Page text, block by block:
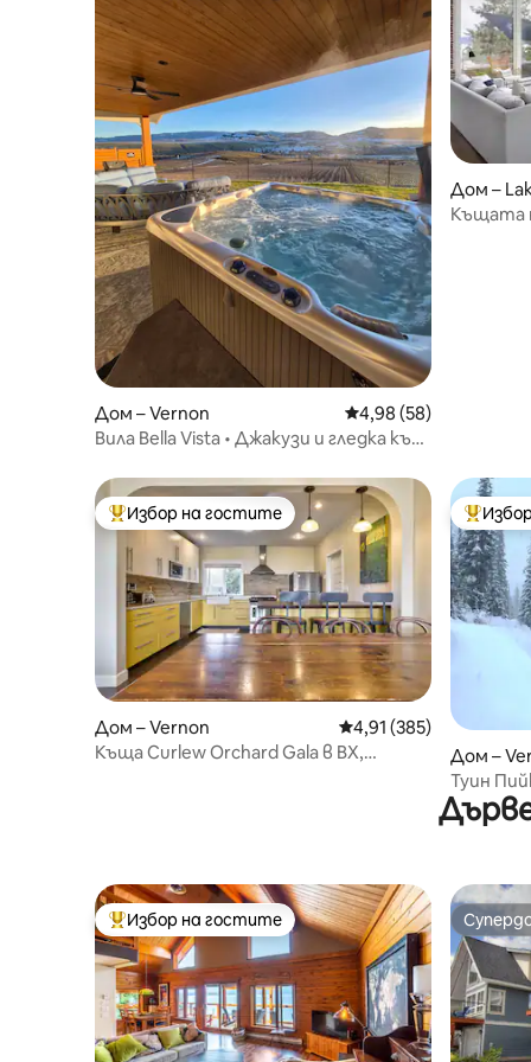
Дом – Vernon Средна оценка: 4,98
4,98 (58)
Вила Bella Vista • Джакузи и гледка към
Дом –
Къщата
Най-популярен избор на гостите
Избор на гостите
Дом – Vernon Средна оценка: 4,91
4,91 (385)
Къща Curlew Orchard Gala в BX,
Най-
Дом –
Туин
край
Най-популярен избор на гостите
Избор на гостите